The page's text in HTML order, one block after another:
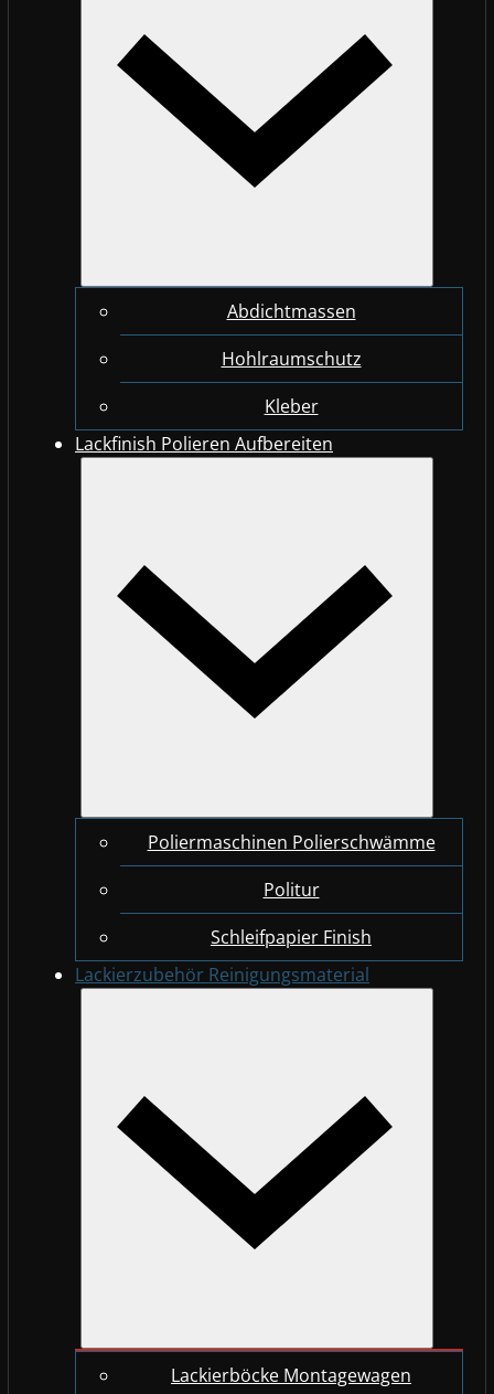
Abdichtmassen
Hohlraumschutz
Kleber
Lackfinish Polieren Aufbereiten
Poliermaschinen Polierschwämme
Politur
Schleifpapier Finish
Lackierzubehör Reinigungsmaterial
Lackierböcke Montagewagen